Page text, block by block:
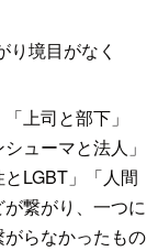
り境目がなく
上司と部下」
ューマと法人」
LGBT」「人間
繋がり、一つに
らなかったもの